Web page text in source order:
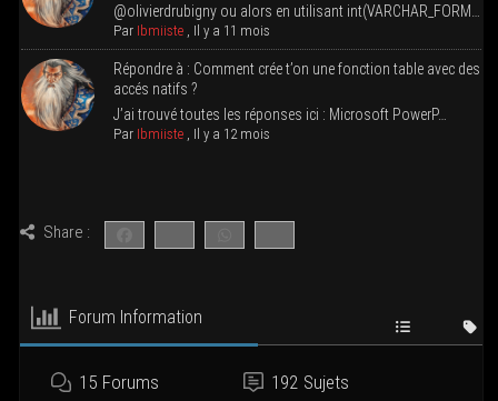
@olivierdrubigny ou alors en uti­li­sant int(VARCHAR_FORM…
Par Ibmiiste, Il y a 11 mois
Répondre à : Com­ment crée t’on une fonc­tion table avec des
accés natifs ?
J’ai trou­vé toutes les réponses ici : Micro­soft PowerP…
Par Ibmiiste, Il y a 12 mois
Share :
Forum Infor­ma­tion
15 Forums 192 Sujets